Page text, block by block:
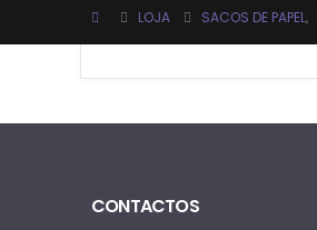
LOJA SACOS DE PAPEL,
CONTACTOS